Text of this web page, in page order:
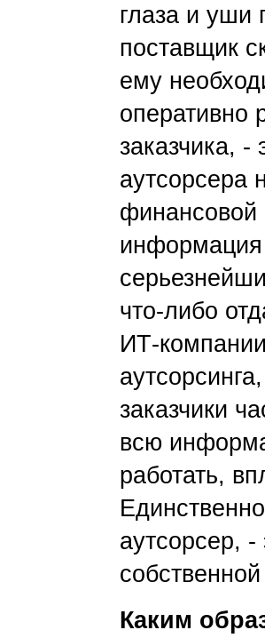
глаза и уши
поставщик
ему
оперативно
заказчика, -
аутсорсера
финансовой
информация
что-либо
ИТ-
заказчики
всю
работать,
аутсорсер, -
Каким